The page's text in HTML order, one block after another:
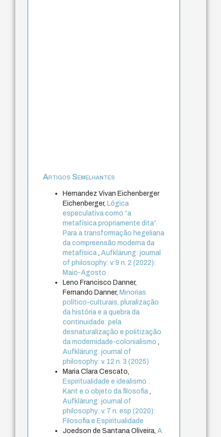
Artigos Semelhantes
Hernandez Vivan Eichenberger
Eichenberger,Lógica
especulativa como “a
metafísica propriamente dita”.
Para a transformação hegeliana
da compreensão moderna da
metafísica ,Aufklärung: journal
of philosophy: v. 9 n. 2 (2022):
Maio-Agosto
Leno Francisco Danner,
Fernando Danner,Minorias
político-culturais, pluralização
da história e a quebra da
continuidade: pela
desnaturalização e politização
da modernidade-colonialismo
Aufklärung: journal of
philosophy: v. 12 n. 3 (2025)
Maria Clara Cescato,
Espiritualidade e idealismo :
Kant e o objeto da filosofia
Aufklärung: journal of
philosophy: v. 7 n. esp (2020):
Filosofia e Espiritualidade
Joedson de Santana Oliveira,A